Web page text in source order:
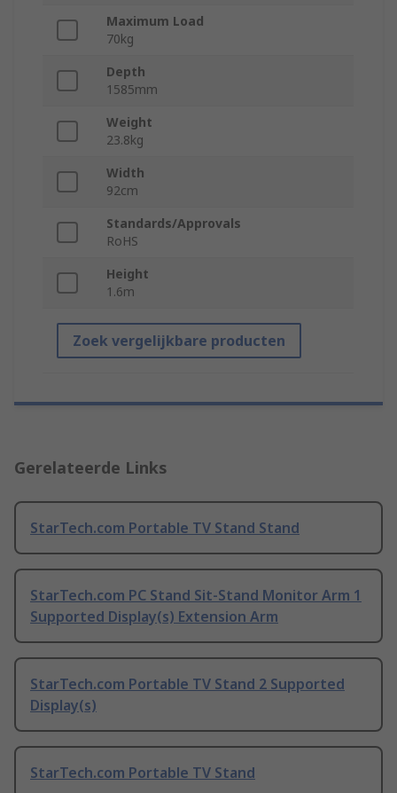
Maximum Load
70kg
Depth
1585mm
Weight
23.8kg
Width
92cm
Standards/Approvals
RoHS
Height
1.6m
Zoek vergelijkbare producten
Gerelateerde Links
StarTech.com Portable TV Stand Stand
StarTech.com PC Stand Sit-Stand Monitor Arm 1
Supported Display(s) Extension Arm
StarTech.com Portable TV Stand 2 Supported
Display(s)
StarTech.com Portable TV Stand